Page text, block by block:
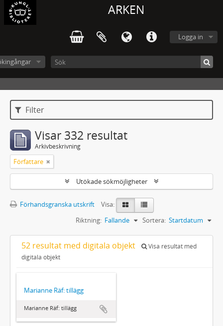
ARKEN
Logga in
Filter
Visar 332 resultat
Arkivbeskrivning
Författare
Utökade sökmöjligheter
Förhandsgranska utskrift
Visa:
Sortera: Startdatum
Riktning: Fallande
52 resultat med digitala objekt
Visa resultat med
digitala objekt
Marianne Räf: tillägg
Marianne Räf: tillägg